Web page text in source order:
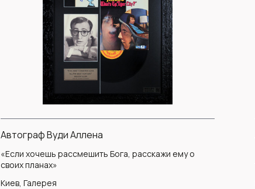
Автограф Вуди Аллена
«Если хочешь рассмешить Бога, расскажи ему о
своих планах»
Киев, Галерея